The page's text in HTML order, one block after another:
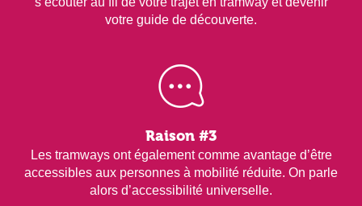
votre guide de découverte.
Raison #3
Les tramways ont également comme avantage d’être
accessibles aux personnes à mobilité réduite. On parle
alors d’accessibilité universelle.